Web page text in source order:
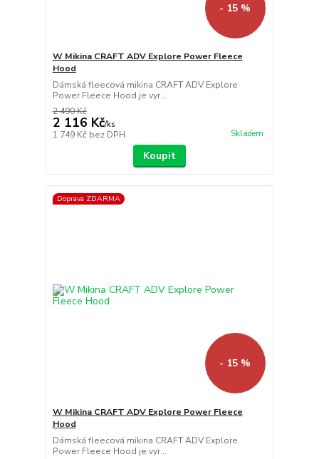
- 15 %
W Mikina CRAFT ADV Explore Power Fleece
Hood
Dámská fleecová mikina CRAFT ADV Explore
Power Fleece Hood je vyr...
2 490 Kč
2 116 Kč/ks
1 749 Kč bez DPH Skladem
Koupit
Doprava ZDARMA
- 15 %
W Mikina CRAFT ADV Explore Power Fleece
Hood
Dámská fleecová mikina CRAFT ADV Explore
Power Fleece Hood je vyr...